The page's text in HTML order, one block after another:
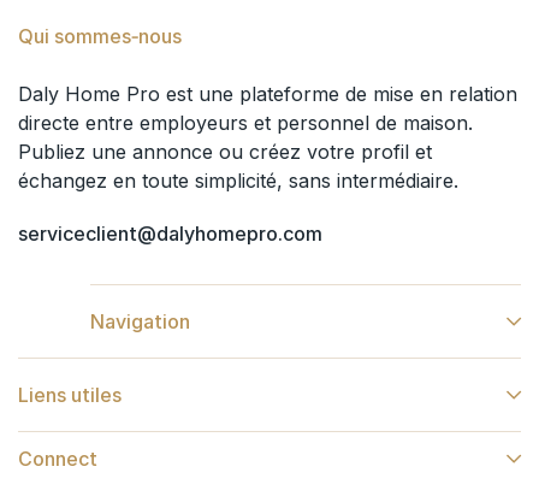
Qui sommes‑nous
Daly Home Pro est une plateforme de mise en relation
directe entre employeurs et personnel de maison.
Publiez une annonce ou créez votre profil et
échangez en toute simplicité, sans intermédiaire.
serviceclient@dalyhomepro.com
Navigation
Liens utiles
Connect​